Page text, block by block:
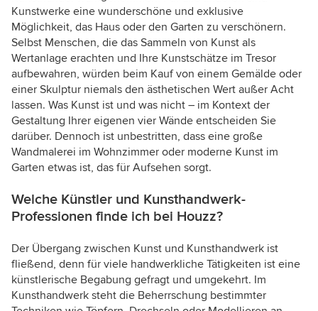
Kunstwerke eine wunderschöne und exklusive
Möglichkeit, das Haus oder den Garten zu verschönern.
Selbst Menschen, die das Sammeln von Kunst als
Wertanlage erachten und Ihre Kunstschätze im Tresor
aufbewahren, würden beim Kauf von einem Gemälde oder
einer Skulptur niemals den ästhetischen Wert außer Acht
lassen. Was Kunst ist und was nicht – im Kontext der
Gestaltung Ihrer eigenen vier Wände entscheiden Sie
darüber. Dennoch ist unbestritten, dass eine große
Wandmalerei im Wohnzimmer oder moderne Kunst im
Garten etwas ist, das für Aufsehen sorgt.
Welche Künstler und Kunsthandwerk-
Professionen finde ich bei Houzz?
Der Übergang zwischen Kunst und Kunsthandwerk ist
fließend, denn für viele handwerkliche Tätigkeiten ist eine
künstlerische Begabung gefragt und umgekehrt. Im
Kunsthandwerk steht die Beherrschung bestimmter